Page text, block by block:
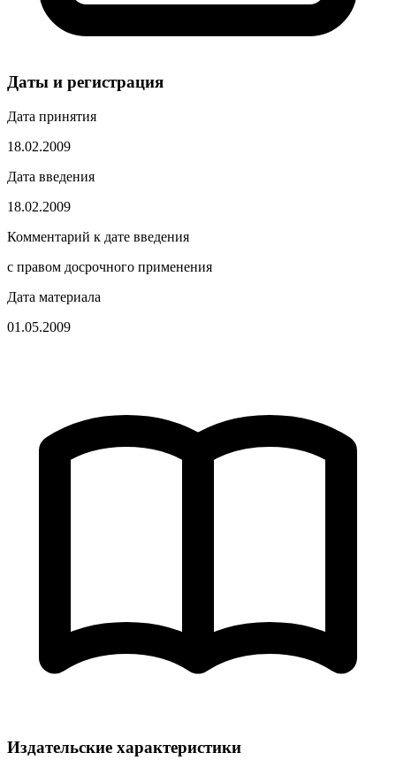
Даты и регистрация
Дата принятия
18.02.2009
Дата введения
18.02.2009
Комментарий к дате введения
с правом досрочного применения
Дата материала
01.05.2009
Издательские характеристики